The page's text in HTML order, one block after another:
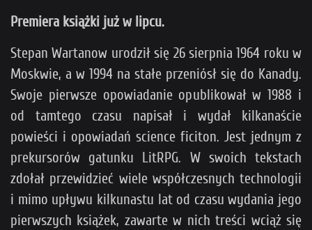
Premiera książki już w lipcu.
Stepan Wartanow urodził się 26 sierpnia 1964 roku w
Moskwie, a w 1994 na stałe przeniósł się do Kanady.
Swoje pierwsze opowiadanie opublikował w 1988 i
od tamtego czasu napisał i wydał kilkanaście
powieści i opowiadań science ficiton. Jest jednym z
prekursorów gatunku LitRPG. W swoich tekstach
zdołał przewidzieć wiele współczesnych technologii
i mimo upływu kilkunastu lat od czasu wydania jego
pierwszych książek, zawarte w nich treści wciąż się